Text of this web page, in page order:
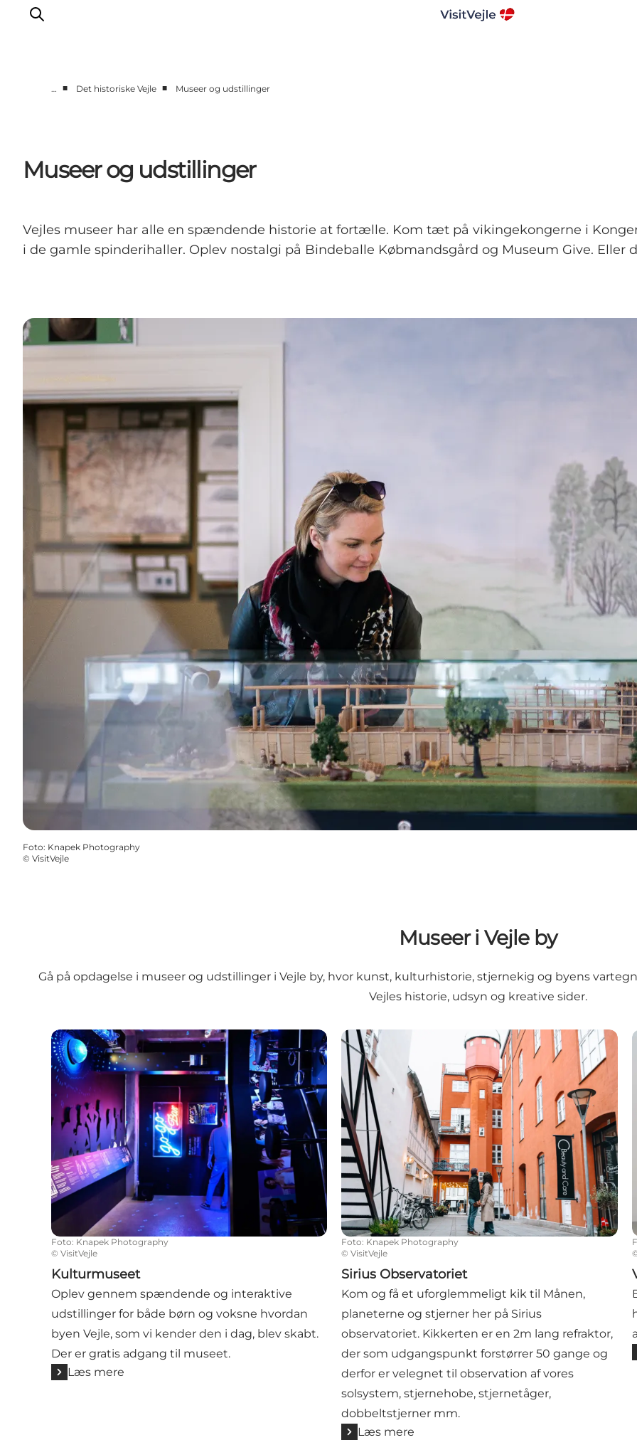
Planlæg dit besøg
Inspiration
… ■ Det historiske Vejle ■ Museer og udstillinger
Museer og udstillinger
Vejles museer har alle en spændende historie at fortælle. Kom tæt på vikingekongerne i
i de gamle spinderihaller. Oplev nostalgi på Bindeballe Købmandsgård og Museum Give. Eller
Foto: Knapek Photography
© VisitVejle
Museer i Vejle by
Gå på opdagelse i museer og udstillinger i Vejle by, hvor kunst, kulturhistorie, stjernekig og byens
Vejles historie, udsyn og kreative sider.
Kulturmuseet
Foto: Knapek Photography
© VisitVejle
Kulturmuseet
Oplev gennem spændende og interaktive
udstillinger for både børn og voksne hvordan
byen Vejle, som vi kender den i dag, blev skabt.
Der er gratis adgang til museet.
Læs mere
Sirius Observatoriet
Foto: Knapek Photography
©VisitVejle
Sirius Observatoriet
Kom og få et uforglemmeligt kik til Månen,
planeterne og stjerner her på Sirius
observatoriet. Kikkerten er en 2m lang refraktor,
der som udgangspunkt forstørrer 50 gange og
derfor er velegnet til observation af vores
solsystem, stjernehobe, stjernetåger,
dobbeltstjerner mm.
Læs mere